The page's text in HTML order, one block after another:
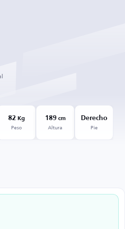
82 Kg
Peso
189cm
Altura
Derecho
Pie